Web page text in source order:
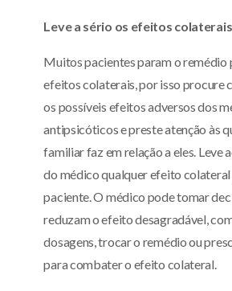
Leve a sério os efeitos colaterais
Muitos pacientes param o remédio
efeitos colaterais, por isso procure
os possíveis efeitos adversos dos
antipsicóticos e preste atenção às
familiar faz em relação a eles. Leve
do médico qualquer efeito
paciente. O médico pode tomar
reduzam o efeito desagradável,
dosagens, trocar o remédio ou
para combater o efeito colateral.